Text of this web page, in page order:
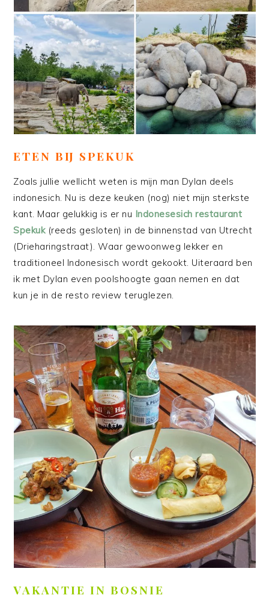
ETEN BIJ SPEKUK
Zoals jullie wellicht weten is mijn man Dylan deels
indonesich. Nu is deze keuken (nog) niet mijn sterkste
kant. Maar gelukkig is er nu Indonesesich restaurant
Spekuk(reeds gesloten) in de binnenstad van Utrecht
(Drieharingstraat). Waar gewoonweg lekker en
traditioneel Indonesisch wordt gekookt. Uiteraard ben
ik met Dylan even poolshoogte gaan nemen en dat
kun je in de resto review teruglezen.
VAKANTIE IN BOSNIE